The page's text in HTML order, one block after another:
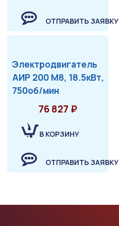
ОТПРАВИТЬ ЗАЯВКУ
Электродвигатель
АИР 200 М8, 18.5кВт,
750об/мин
76 827 ₽
В КОРЗИНУ
ОТПРАВИТЬ ЗАЯВКУ